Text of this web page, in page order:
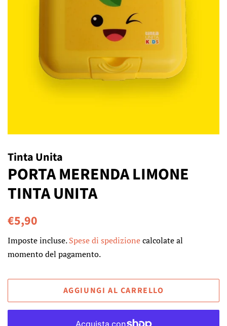
Tinta Unita
PORTA MERENDA LIMONE
TINTA UNITA
Prezzo
listino
€5,90
Imposte incluse.Spese di spedizionecalcolate al
momento del pagamento.
AGGIUNGI AL CARRELLO